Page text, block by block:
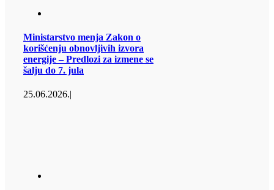
Ministarstvo menja Zakon o
korišćenju obnovljivih izvora
energije – Predlozi za izmene se
šalju do 7. jula
25.06.2026.|